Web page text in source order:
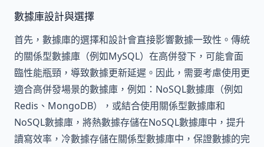
數據庫設計與選擇
首先，數據庫的選擇和設計會直接影響數據一致性。傳統
的關係型數據庫（例如MySQL）在高併發下，可能會面
臨性能瓶頸，導致數據更新延遲。因此，需要考慮使用更
適合高併發場景的數據庫，例如：NoSQL數據庫（例如
Redis、MongoDB），或結合使用關係型數據庫和
NoSQL數據庫，將熱數據存儲在NoSQL數據庫中，提升
讀寫效率，冷數據存儲在關係型數據庫中，保證數據的完